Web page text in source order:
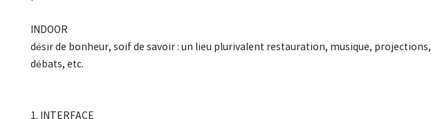
INDOOR
désir de bonheur, soif de savoir : un lieu plurivalent restauration, musique, projections,
débats, etc.
1. INTERFACE